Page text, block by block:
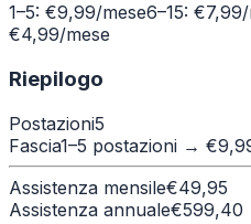
1–5: €9,99/mese6–15:
€4,99/mese
Riepilogo
Postazioni5
Fascia1–5 postazioni → €
Assistenza mensile€49,95
Assistenza annuale€599,40